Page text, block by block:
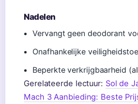
Nadelen
Vervangt geen deodorant
Onafhankelijke
Beperkte verkrijgbaarheid
Gerelateerde lectuur: Sol de
Mach 3 Aanbieding: Beste